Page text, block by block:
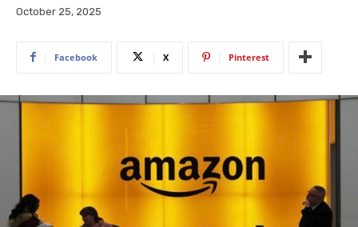
October 25, 2025
Facebook X Pinterest